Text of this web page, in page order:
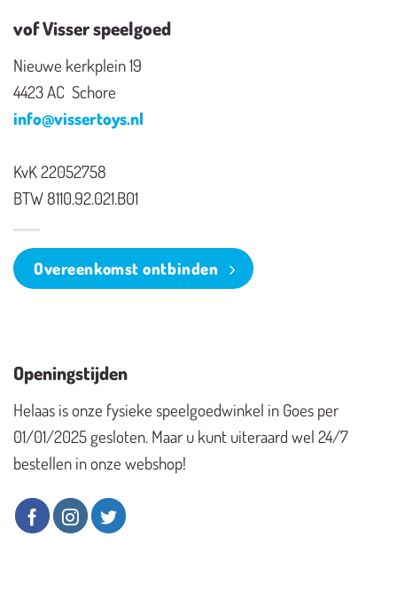
vof Visser speelgoed
Nieuwe kerkplein 19
4423 AC Schore
info@vissertoys.nl
KvK 22052758
BTW 8110.92.021.B01
Overeenkomst ontbinden
Openingstijden
Helaas is onze fysieke speelgoedwinkel in Goes per
01/01/2025 gesloten. Maar u kunt uiteraard wel 24/7
bestellen in onze webshop!